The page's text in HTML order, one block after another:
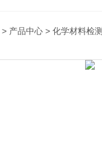
> 产品中心 > 化学材料检测